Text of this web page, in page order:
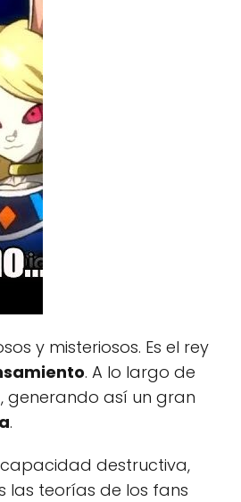
y misteriosos. Es el rey
. A lo largo de
generando así un gran
.
capacidad destructiva,
las teorías de los fans